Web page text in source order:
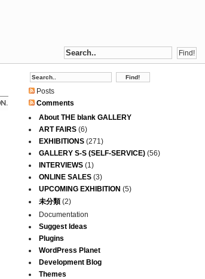
.
Posts
Comments
About THE blank GALLERY
ART FAIRS(6)
EXHIBITIONS(271)
GALLERY S-S (SELF-SERVICE)(56)
INTERVIEWS(1)
ONLINE SALES(3)
UPCOMING EXHIBITION (5)
未分類(2)
Documentation
Suggest Ideas
Plugins
WordPress Planet
Development Blog
Themes